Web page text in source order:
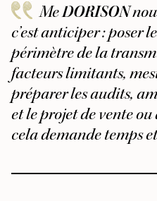
MeDORISON
c’est anticiper : poser
périmètre de la
facteurs limitants,
préparer les audits,
et le projet de vente
cela demande temps